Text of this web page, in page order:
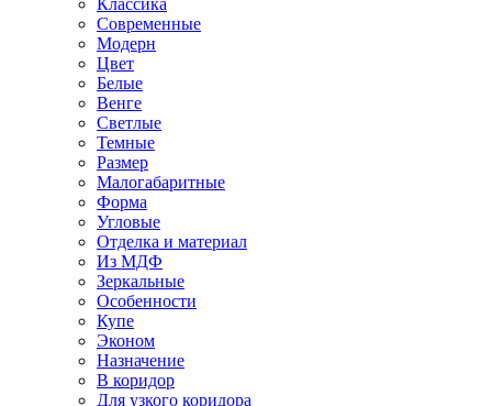
Классика
Современные
Модерн
Цвет
Белые
Венге
Светлые
Темные
Размер
Малогабаритные
Форма
Угловые
Отделка и материал
Из МДФ
Зеркальные
Особенности
Купе
Эконом
Назначение
В коридор
Для узкого коридора